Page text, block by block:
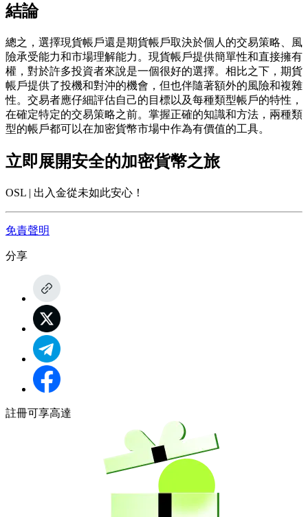
結論
總之，選擇現貨帳戶還是期貨帳戶取決於個人的交易策略、風
險承受能力和市場理解能力。現貨帳戶提供簡單性和直接擁有
權，對於許多投資者來說是一個很好的選擇。相比之下，期貨
帳戶提供了投機和對沖的機會，但也伴隨著額外的風險和複雜
性。交易者應仔細評估自己的目標以及每種類型帳戶的特性，
在確定特定的交易策略之前。掌握正確的知識和方法，兩種類
型的帳戶都可以在加密貨幣市場中作為有價值的工具。
立即展開安全的加密貨幣之旅
OSL | 出入金從未如此安心！
免責聲明
分享
註冊可享高達